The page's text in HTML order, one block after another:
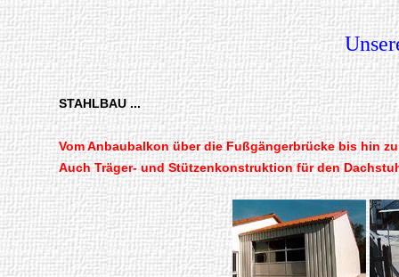
STAHLBAU ...
Vom Anbaubalkon über die Fußgängerbrücke bis hin
Auch Träger- und Stützenkonstruktion für den